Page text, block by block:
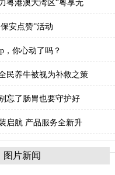
粤港澳大湾区“粤享无
安点赞”活动
，你心动了吗？
民养牛被视为补救之策
忘了肠胃也要守护好
启航 产品服务全新升
图片新闻